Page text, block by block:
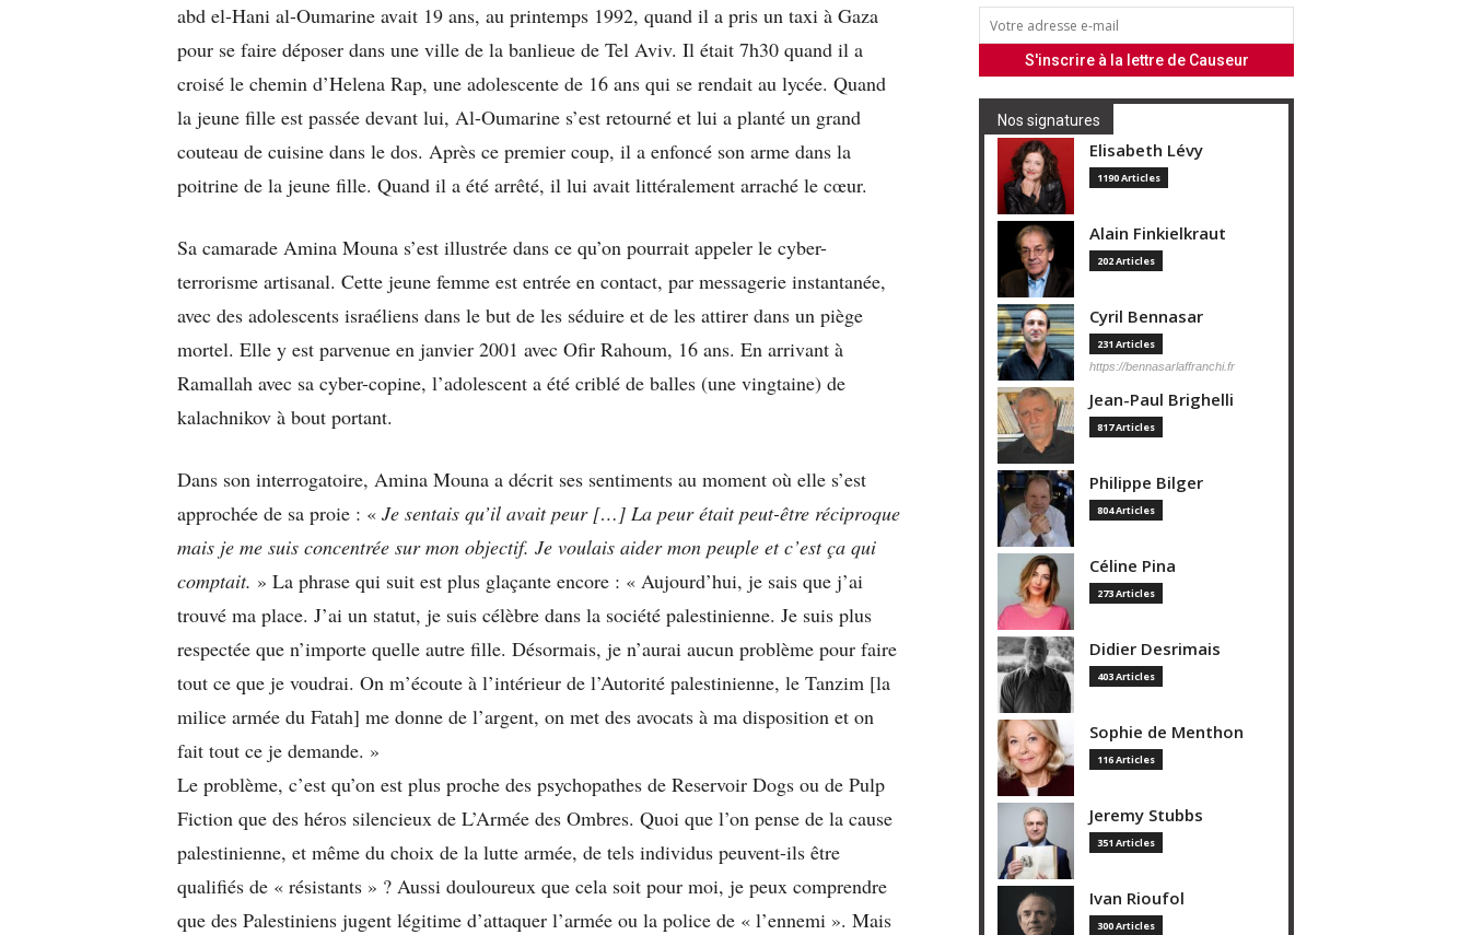
abd el-Hani al-Oumarine avait 19 ans, au printemps 1992, quand il a pris un taxi à Gaza
pour se faire déposer dans une ville de la banlieue de Tel Aviv. Il était 7h30 quand il a
croisé le chemin d’Helena Rap, une adolescente de 16 ans qui se rendait au lycée. Quand
la jeune fille est passée devant lui, Al-Oumarine s’est retourné et lui a planté un grand
couteau de cuisine dans le dos. Après ce premier coup, il a enfoncé son arme dans la
poitrine de la jeune fille. Quand il a été arrêté, il lui avait littéralement arraché le cœur.
Sa camarade Amina Mouna s’est illustrée dans ce qu’on pourrait appeler le cyber-
terrorisme artisanal. Cette jeune femme est entrée en contact, par messagerie instantanée,
avec des adolescents israéliens dans le but de les séduire et de les attirer dans un piège
mortel. Elle y est parvenue en janvier 2001 avec Ofir Rahoum, 16 ans. En arrivant à
Ramallah avec sa cyber-copine, l’adolescent a été criblé de balles (une vingtaine) de
kalachnikov à bout portant.
Dans son interrogatoire, Amina Mouna a décrit ses sentiments au moment où elle s’est
approchée de sa proie : « Je sentais qu’il avait peur […] La peur était peut-être réciproque
mais je me suis concentrée sur mon objectif. Je voulais aider mon peuple et c’est ça qui
comptait. » La phrase qui suit est plus glaçante encore : « Aujourd’hui, je sais que j’ai
trouvé ma place. J’ai un statut, je suis célèbre dans la société palestinienne. Je suis plus
respectée que n’importe quelle autre fille. Désormais, je n’aurai aucun problème pour faire
tout ce que je voudrai. On m’écoute à l’intérieur de l’Autorité palestinienne, le Tanzim [la
milice armée du Fatah] me donne de l’argent, on met des avocats à ma disposition et on
fait tout ce je demande. »
Le problème, c’est qu’on est plus proche des psychopathes de Reservoir Dogs ou de Pulp
Fiction que des héros silencieux de L’Armée des Ombres. Quoi que l’on pense de la cause
palestinienne, et même du choix de la lutte armée, de tels individus peuvent-ils être
qualifiés de « résistants » ? Aussi douloureux que cela soit pour moi, je peux comprendre
que des Palestiniens jugent légitime d’attaquer l’armée ou la police de « l’ennemi ». Mais
Nos signatures
Elisabeth Lévy
1190 Articles
Alain Finkielkraut
202 Articles
Cyril Bennasar
231 Articles
https://bennasarlaffranchi.fr
Jean-Paul Brighelli
817 Articles
Philippe Bilger
804 Articles
Céline Pina
273 Articles
Didier Desrimais
403 Articles
Sophie de Menthon
116 Articles
Jeremy Stubbs
351 Articles
Ivan Rioufol
300 Articles